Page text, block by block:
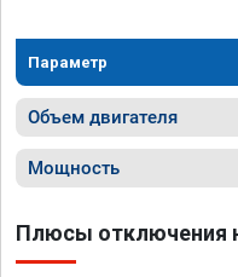
Параметр
Объем двигателя
Мощность
Плюсы отключения